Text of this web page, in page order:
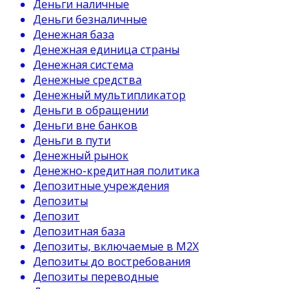
Деньги наличные
Деньги безналичные
Денежная база
Денежная единица страны
Денежная система
Денежные средства
Денежный мультипликатор
Деньги в обращении
Деньги вне банков
Деньги в пути
Денежный рынок
Денежно-кредитная политика
Депозитные учреждения
Депозиты
Депозит
Депозитная база
Депозиты, включаемые в М2Х
Депозиты до востребования
Депозиты переводные